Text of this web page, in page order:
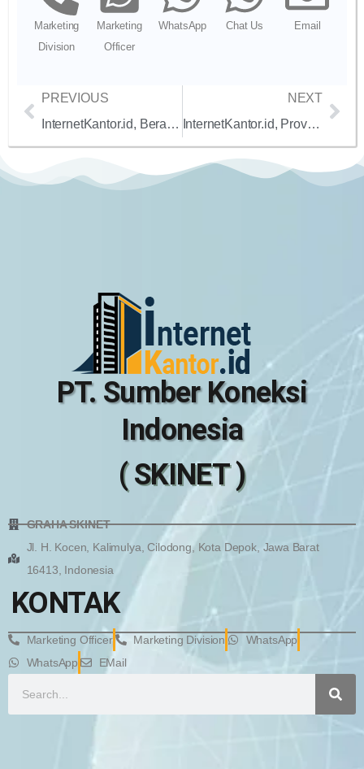
Marketing
Division
Marketing
Officer
WhatsApp Chat Us Email
PREVIOUS
InternetKantor.id, Berapa Biaya Bulanan Internet Dedicated 1Gbps untuk Streaming Video Berkualitas 4K Tanpa Buffering
NEXT
InternetKantor.id, Provider Internet 1:1 Terbaik untuk Bisnis UMKM di Jakarta dengan Harga Terjangkau
PT. Sumber Koneksi
Indonesia
( SKINET )
GRAHA SKINET
Jl. H. Kocen, Kalimulya, Cilodong, Kota Depok, Jawa Barat
16413, Indonesia
KONTAK
Marketing Officer Marketing Division
WhatsApp
WhatsApp
EMail